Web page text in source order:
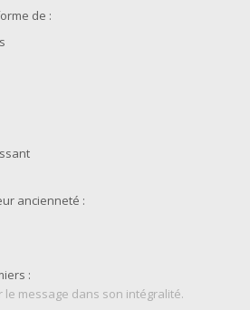
de :
ancienneté :
:
le message dans son intégralité.